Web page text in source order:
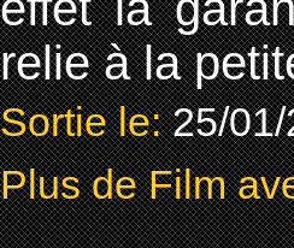
relie à la
Sortie le: 25/
Plus de Film